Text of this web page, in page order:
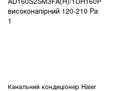
Канальний кондиціонер Haier